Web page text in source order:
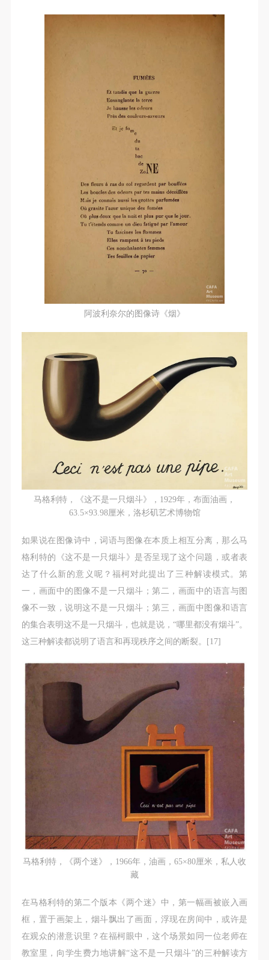
阿波利奈尔的图像诗《烟》
马格利特，《这不是一只烟斗》，1929年，布面油画，
63.5×93.98厘米，洛杉矶艺术博物馆
如果说在图像诗中，词语与图像在本质上相互分离，那么马
格利特的《这不是一只烟斗》是否呈现了这个问题，或者表
达了什么新的意义呢？福柯对此提出了三种解读模式。第
一，画面中的图像不是一只烟斗；第二，画面中的语言与图
像不一致，说明这不是一只烟斗；第三，画面中图像和语言
的集合表明这不是一只烟斗，也就是说，“哪里都没有烟斗”。
这三种解读都说明了语言和再现秩序之间的断裂。[17]
马格利特，《两个迷》，1966年，油画，65×80厘米，私人收
藏
在马格利特的第二个版本《两个迷》中，第一幅画被嵌入画
框，置于画架上，烟斗飘出了画面，浮现在房间中，或许是
在观众的潜意识里？在福柯眼中，这个场景如同一位老师在
教室里，向学生费力地讲解“这不是一只烟斗”的三种解读方
快捷登录
手机号码
发送验证码
手机号码将作为您的登录账号